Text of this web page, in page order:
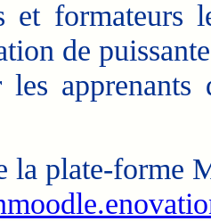
et formateurs
de
les apprenants
la plate-forme